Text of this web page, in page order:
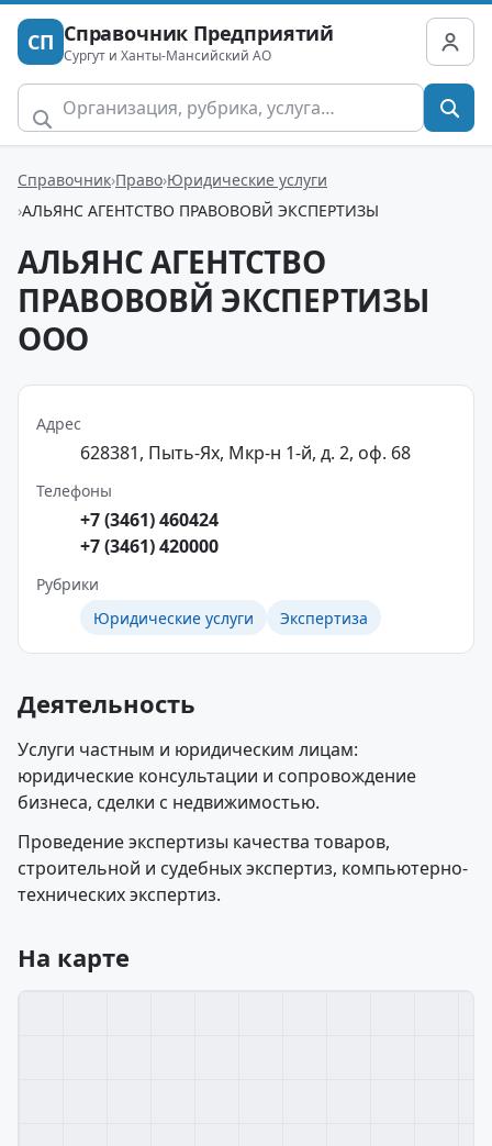
СП Справочник Предприятий
Сургут и Ханты-Мансийский АО
Справочник Право Юридические услуги
АЛЬЯНС АГЕНТСТВО ПРАВОВОВЙ ЭКСПЕРТИЗЫ
АЛЬЯНС АГЕНТСТВО
ПРАВОВОВЙ ЭКСПЕРТИЗЫ
ООО
Адрес
628381, Пыть-Ях, Мкр-н 1-й, д. 2, оф. 68
Телефоны
+7 (3461) 460424
+7 (3461) 420000
Рубрики
Юридические услуги
Экспертиза
Деятельность
Услуги частным и юридическим лицам:
юридические консультации и сопровождение
бизнеса, сделки с недвижимостью.
Проведение экспертизы качества товаров,
строительной и судебных экспертиз, компьютерно-
технических экспертиз.
На карте